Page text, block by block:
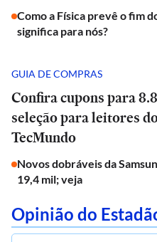
Como a Física prevê o fim
significa para nós?
GUIA DE COMPRAS
Confira cupons para
seleção para leitores
TecMundo
Novos dobráveis da
19,4 mil; veja
Opinião do